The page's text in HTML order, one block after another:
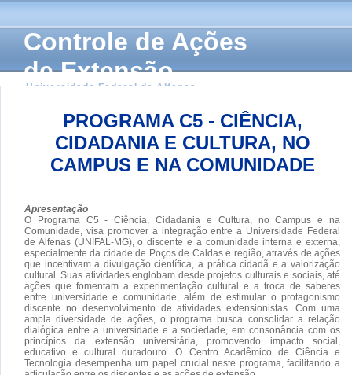
Controle de Ações
de Extensão
Universidade Federal de Alfenas
PROGRAMA C5 - CIÊNCIA,
CIDADANIA E CULTURA, NO
CAMPUS E NA COMUNIDADE
Apresentação
O Programa C5 - Ciência, Cidadania e Cultura, no Campus e na
Comunidade, visa promover a integração entre a Universidade Federal
de Alfenas (UNIFAL-MG), o discente e a comunidade interna e externa,
especialmente da cidade de Poços de Caldas e região, através de ações
que incentivam a divulgação científica, a prática cidadã e a valorização
cultural. Suas atividades englobam desde projetos culturais e sociais, até
ações que fomentam a experimentação cultural e a troca de saberes
entre universidade e comunidade, além de estimular o protagonismo
discente no desenvolvimento de atividades extensionistas. Com uma
ampla diversidade de ações, o programa busca consolidar a relação
dialógica entre a universidade e a sociedade, em consonância com os
princípios da extensão universitária, promovendo impacto social,
educativo e cultural duradouro. O Centro Acadêmico de Ciência e
Tecnologia desempenha um papel crucial neste programa, facilitando a